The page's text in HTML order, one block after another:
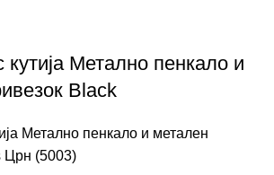
кутија Метално пенкало и
Black
Метално пенкало и метален
Црн (5003)